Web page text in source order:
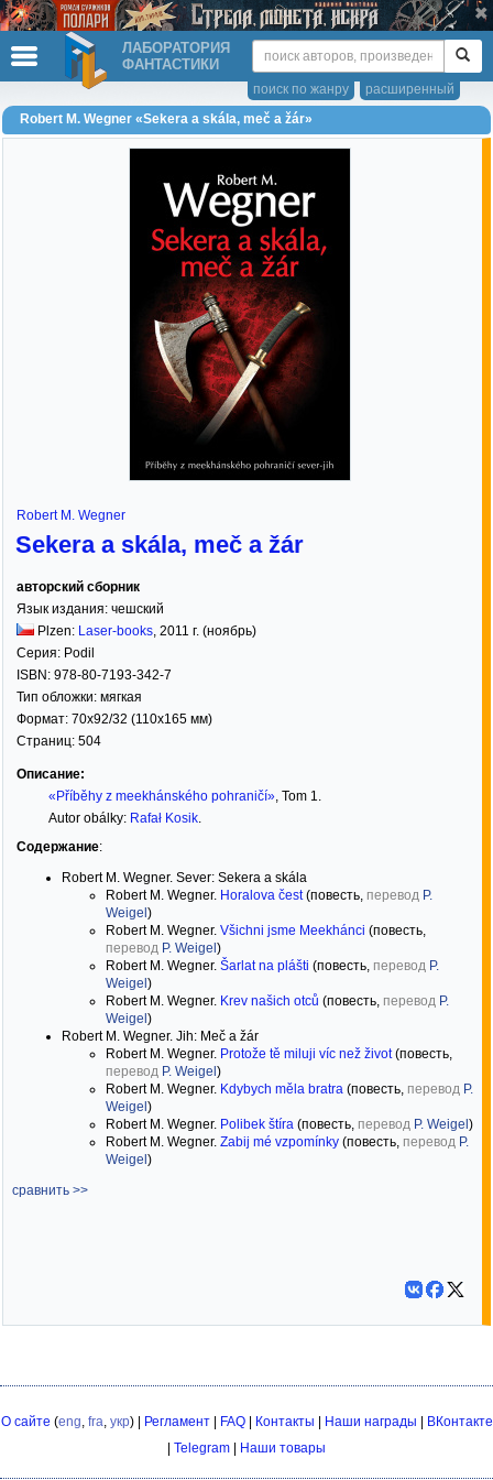
ЛАБОРАТОРИЯ
ФАНТАСТИКИ
расширенный
поиск по жанру
Robert M. Wegner «Sekera a skála, meč a žár»
Robert M. Wegner
Sekera a skála, meč a žár
авторский сборник
Язык издания: чешский
Plzen: Laser-books, 2011 г. (ноябрь)
Серия: Podil
ISBN: 978-80-7193-342-7
Тип обложки: мягкая
Формат: 70x92/32 (110x165 мм)
Страниц: 504
Описание:
«Příběhy z meekhánského pohraničí», Tom 1.
Autor obálky: Rafał Kosik.
Содержание:
Robert M. Wegner. Sever: Sekera a skála
Robert M. Wegner. Horalova čest(повесть, перевод P.
Weigel )
Robert M. Wegner. Všichni jsme Meekhánci (повесть,
перевод P. Weigel )
Robert M. Wegner. Šarlat na plášti (повесть, перевод P.
Weigel )
Robert M. Wegner. Krev našich otců (повесть, перевод P.
Weigel )
Robert M. Wegner. Jih: Meč a žár
Robert M. Wegner. Protože tě miluji víc než život(повесть,
перевод P. Weigel )
Robert M. Wegner. Kdybych měla bratra (повесть, перевод P.
Weigel )
Robert M. Wegner. Polibek štíra (повесть, перевод P. Weigel )
Robert M. Wegner. Zabij mé vzpomínky (повесть, перевод P.
Weigel )
сравнить >>
О сайте (eng, fra, укр) | Регламент| FAQ| Контакты Наши награды
ВКонтакте
Telegram Наши товары